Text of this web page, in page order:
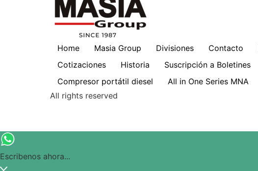
Home Masia Group Divisiones Contacto
Cotizaciones
Historia Suscripción a Boletines
Compresor portátil diesel
All in One Series MNA
All rights reserved
Escribenos ahora...